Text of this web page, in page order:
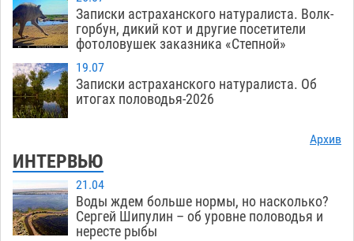
Записки астраханского натуралиста. Волк-
горбун, дикий кот и другие посетители
фотоловушек заказника «Степной»
19.07
Записки астраханского натуралиста. Об
итогах половодья-2026
Архив
ИНТЕРВЬЮ
21.04
Воды ждем больше нормы, но насколько?
Сергей Шипулин – об уровне половодья и
нересте рыбы